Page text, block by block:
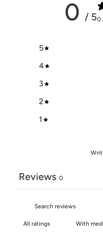
0 / 50
5
4
3
2
1
Reviews 0
With